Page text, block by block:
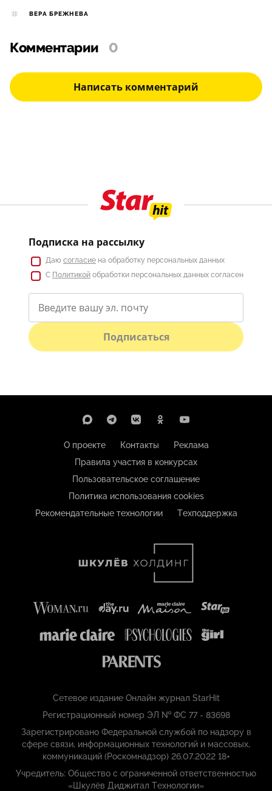
ВЕРА БРЕЖНЕВА
Комментарии 0
Написать комментарий
Подписка на рассылку
Даю согласие на обработку персональных данных
С Политикой обработки персональных данных согласен
Подписаться
О проекте Контакты
Реклама
Правила участия в конкурсах
Пользовательское соглашение
Политика использования cookies
Рекомендательные технологии
Техподдержка
Сетевое издание Онлайн журнал StarHit
Регистрационный номер ЭЛ № ФС 77 - 83698
Зарегистрировано Федеральной службой по надзору в
сфере связи, информационных технологий и массовых,
коммуникаций (Роскомнадзор) 26.07.2022 18+
Учредитель: Общество с ограниченной ответственностью
«Шкулёв Диджитал Технологии»